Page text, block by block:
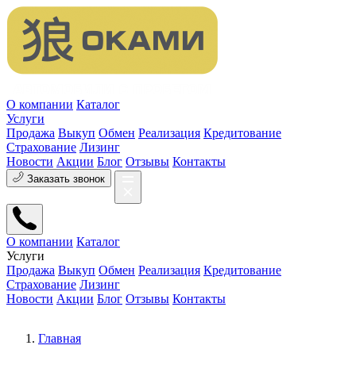
О компании Каталог
Услуги
Продажа Выкуп Обмен Реализация Кредитование
Страхование Лизинг
Новости Акции Блог Отзывы Контакты
Заказать звонок
О компании Каталог
Услуги
Продажа Выкуп Обмен Реализация Кредитование
Страхование Лизинг
Новости Акции Блог Отзывы Контакты
Главная